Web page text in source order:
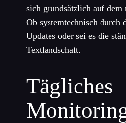
sich grundsätzlich auf dem
Ob systemtechnisch durch
Updates oder sei es die
Textlandschaft.
Tägliches